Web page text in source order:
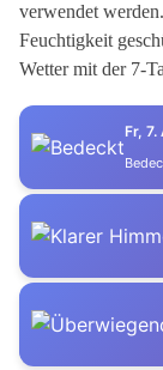
verwendet
Feuchtigkeit
Wetter mit der 7-
Fr, 7.